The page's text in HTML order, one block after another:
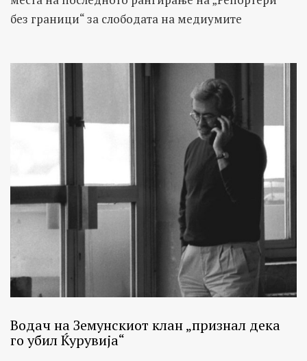
без граници“ за слободата на медиумите
Водач на Земунскиот клан „признал дека
го убил Ќурувија“